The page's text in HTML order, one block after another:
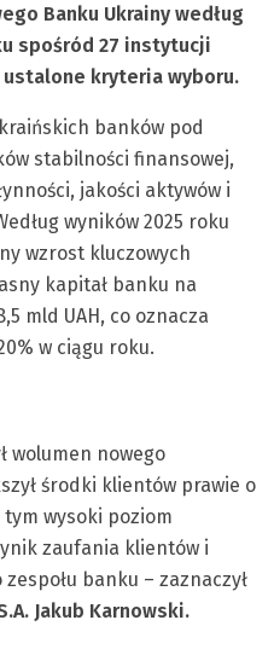
Banku Ukrainy według
spośród 27 instytucji
ustalone kryteria wyboru.
banków pod
stabilności finansowej,
jakości aktywów i
wyników 2025 roku
wzrost kluczowych
kapitał banku na
mld UAH, co oznacza
w ciągu roku.
wolumen nowego
środki klientów prawie o
tym wysoki poziom
zaufania klientów i
banku – zaznaczył
Jakub Karnowski.